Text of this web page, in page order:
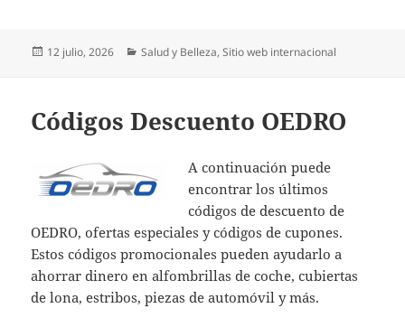
Publicado
12 julio, 2026 Categorías
Salud y Belleza,Sitio web internacional
Códigos Descuento OEDRO
A continuación puede
encontrar los últimos
códigos de descuento de
OEDRO, ofertas especiales y códigos de cupones.
Estos códigos promocionales pueden ayudarlo a
ahorrar dinero en alfombrillas de coche, cubiertas
de lona, estribos, piezas de automóvil y más.